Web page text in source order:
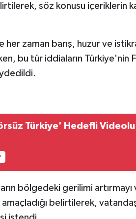
söz konusu içeriklerin
her zaman barış, huzur ve
bu tür iddiaların Türkiye'nin
Türkiye' Hedefli Videolu
bölgedeki gerilimi artırmayı
belirtilerek,